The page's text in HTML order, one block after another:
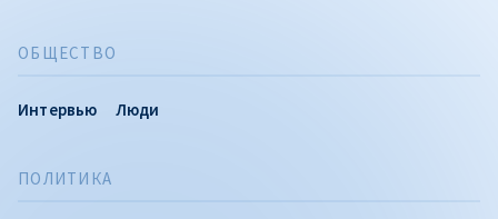
ПОЛИТИКА
ОБЩЕСТВО
Интервью Люди